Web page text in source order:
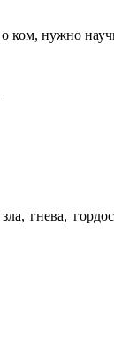
ком, нужно
гнева,